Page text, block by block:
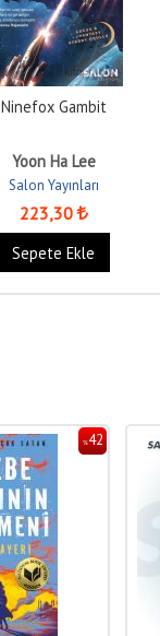
Ninefox Gambit
Yoon Ha Lee
Salon Yayınları
223,30
Sepete Ekle
%42